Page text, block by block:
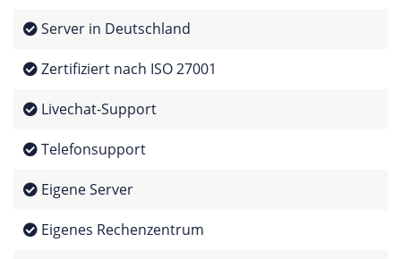
Server in Deutschland
Zertifiziert nach ISO 27001
Livechat-Support
Telefonsupport
Eigene Server
Eigenes Rechenzentrum